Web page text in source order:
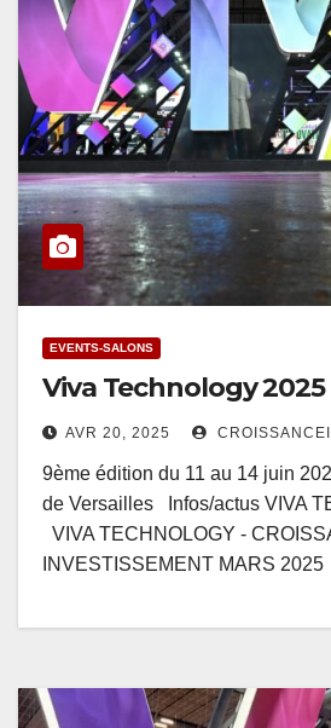
EVENTS-SALONS
Viva Technology 2025
AVR 20, 2025
9ème édition du 11 au 14 juin
de Versailles Infos/actus VIVA
VIVA TECHNOLOGY -
INVESTISSEMENT MARS